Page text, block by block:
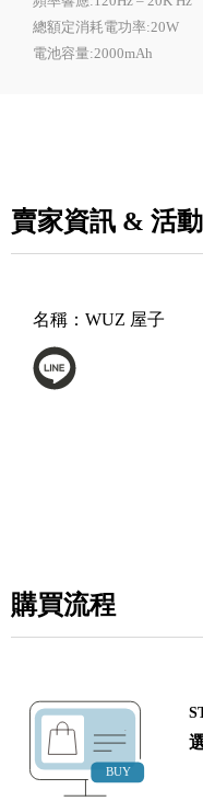
總額定消耗電功率:20W
電池容量:2000mAh
賣家資訊 & 活
名稱： WUZ 屋子
購買流程